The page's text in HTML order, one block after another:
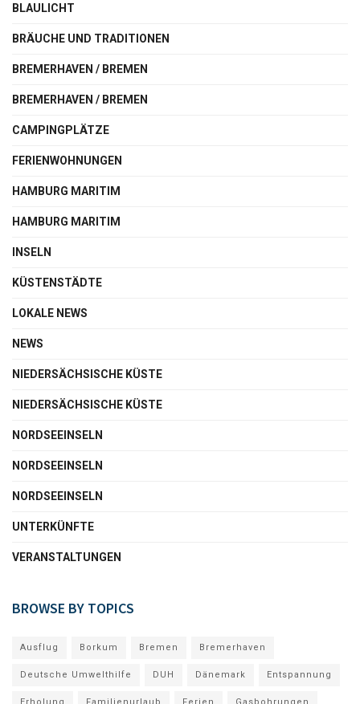
BLAULICHT
BRÄUCHE UND TRADITIONEN
BREMERHAVEN / BREMEN
BREMERHAVEN / BREMEN
CAMPINGPLÄTZE
FERIENWOHNUNGEN
HAMBURG MARITIM
HAMBURG MARITIM
INSELN
KÜSTENSTÄDTE
LOKALE NEWS
NEWS
NIEDERSÄCHSISCHE KÜSTE
NIEDERSÄCHSISCHE KÜSTE
NORDSEEINSELN
NORDSEEINSELN
NORDSEEINSELN
UNTERKÜNFTE
VERANSTALTUNGEN
BROWSE BY TOPICS
Ausflug Borkum Bremen Bremerhaven
Deutsche Umwelthilfe DUH Dänemark Entspannung
Erholung Familienurlaub Ferien Gasbohrungen